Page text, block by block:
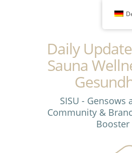
Daily
Sauna
SISU - Gensows
Community &
Booster